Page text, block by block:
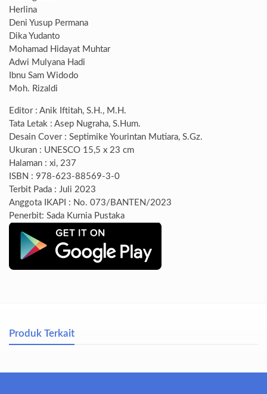
Herlina
Deni Yusup Permana
Dika Yudanto
Mohamad Hidayat Muhtar
Adwi Mulyana Hadi
Ibnu Sam Widodo
Moh. Rizaldi
Editor : Anik Iftitah, S.H., M.H.
Tata Letak : Asep Nugraha, S.Hum.
Desain Cover : Septimike Yourintan Mutiara, S.Gz.
Ukuran : UNESCO 15,5 x 23 cm
Halaman : xi, 237
ISBN : 978-623-88569-3-0
Terbit Pada : Juli 2023
Anggota IKAPI : No. 073/BANTEN/2023
Penerbit: Sada Kurnia Pustaka
Produk Terkait